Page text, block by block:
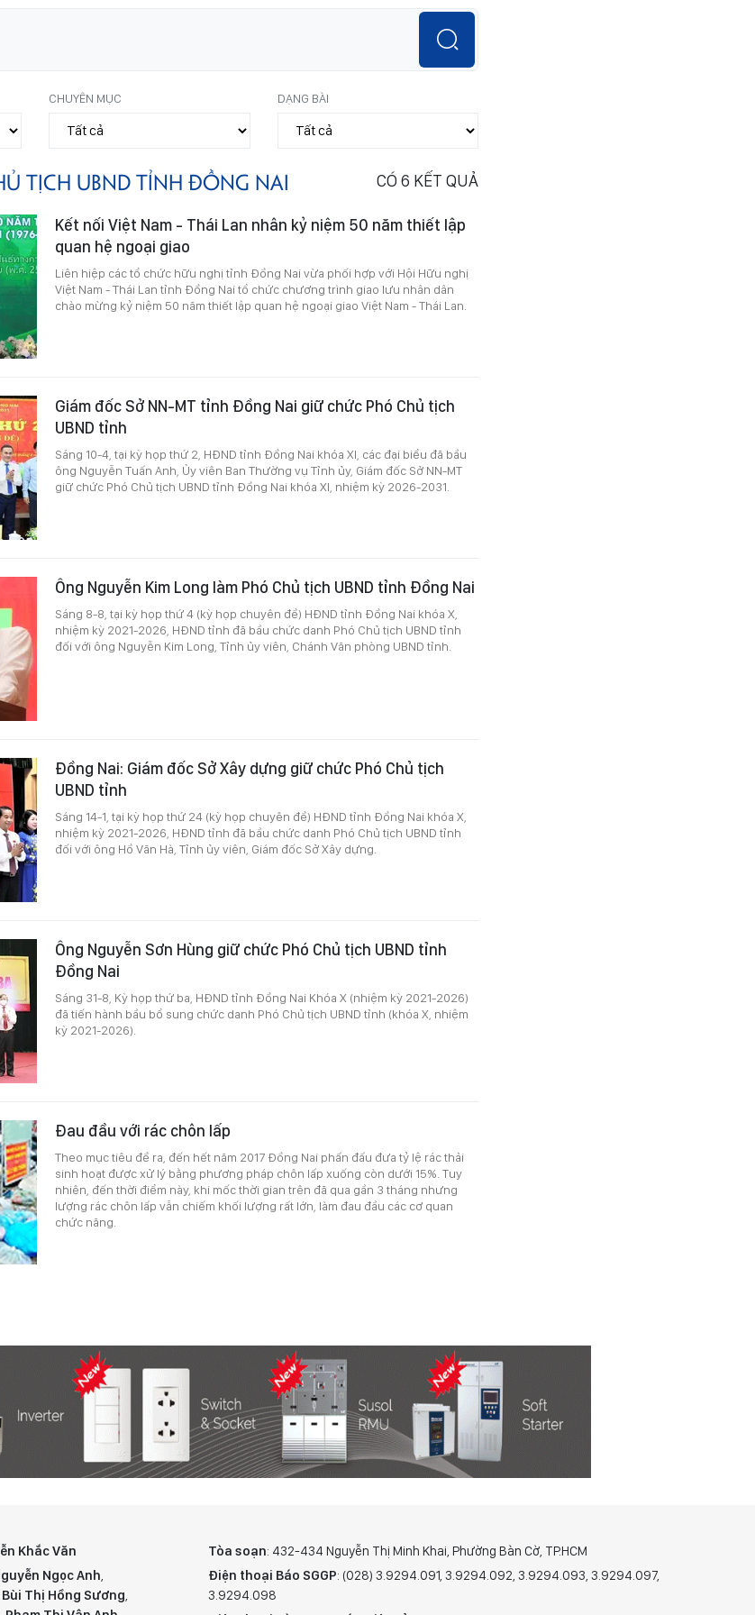
CHUYÊN MỤC DẠNG BÀI
TỊCH UBND TỈNH ĐỒNG NAI CÓ 6 KẾT QUẢ
Kết nối Việt Nam - Thái Lan nhân kỷ niệm 50 năm thiết lập
quan hệ ngoại giao
Liên hiệp các tổ chức hữu nghị tỉnh Đồng Nai vừa phối hợp với Hội Hữu nghị
Việt Nam - Thái Lan tỉnh Đồng Nai tổ chức chương trình giao lưu nhân dân
chào mừng kỷ niệm 50 năm thiết lập quan hệ ngoại giao Việt Nam - Thái Lan.
Giám đốc Sở NN-MT tỉnh Đồng Nai giữ chức Phó Chủ tịch
UBND tỉnh
Sáng 10-4, tại kỳ họp thứ 2, HĐND tỉnh Đồng Nai khóa XI, các đại biểu đã bầu
ông Nguyễn Tuấn Anh, Ủy viên Ban Thường vụ Tỉnh ủy, Giám đốc Sở NN-MT
giữ chức Phó Chủ tịch UBND tỉnh Đồng Nai khóa XI, nhiệm kỳ 2026-2031.
Ông Nguyễn Kim Long làm Phó Chủ tịch UBND tỉnh Đồng Nai
Sáng 8-8, tại kỳ họp thứ 4 (kỳ họp chuyên đề) HĐND tỉnh Đồng Nai khóa X,
nhiệm kỳ 2021-2026, HĐND tỉnh đã bầu chức danh Phó Chủ tịch UBND tỉnh
đối với ông Nguyễn Kim Long, Tỉnh ủy viên, Chánh Văn phòng UBND tỉnh.
Đồng Nai: Giám đốc Sở Xây dựng giữ chức Phó Chủ tịch
UBND tỉnh
Sáng 14-1, tại kỳ họp thứ 24 (kỳ họp chuyên đề) HĐND tỉnh Đồng Nai khóa X,
nhiệm kỳ 2021-2026, HĐND tỉnh đã bầu chức danh Phó Chủ tịch UBND tỉnh
đối với ông Hồ Văn Hà, Tỉnh ủy viên, Giám đốc Sở Xây dựng.
Ông Nguyễn Sơn Hùng giữ chức Phó Chủ tịch UBND tỉnh
Đồng Nai
Sáng 31-8, Kỳ họp thứ ba, HĐND tỉnh Đồng Nai Khóa X (nhiệm kỳ 2021-2026)
đã tiến hành bầu bổ sung chức danh Phó Chủ tịch UBND tỉnh (khóa X, nhiệm
kỳ 2021-2026).
Đau đầu với rác chôn lấp
Theo mục tiêu đề ra, đến hết năm 2017 Đồng Nai phấn đấu đưa tỷ lệ rác thải
sinh hoạt được xử lý bằng phương pháp chôn lấp xuống còn dưới 15%. Tuy
nhiên, đến thời điểm này, khi mốc thời gian trên đã qua gần 3 tháng nhưng
lượng rác chôn lấp vẫn chiếm khối lượng rất lớn, làm đau đầu các cơ quan
chức năng.
Khắc Văn
Ngọc Anh,
Bùi Thị Hồng Sương,
Tòa soạn: 432-434 Nguyễn Thị Minh Khai, Phường Bàn Cờ, TP.HCM
Điện thoại Báo SGGP: (028) 3.9294.091, 3.9294.092, 3.9294.093, 3.9294.097,
3.9294.098